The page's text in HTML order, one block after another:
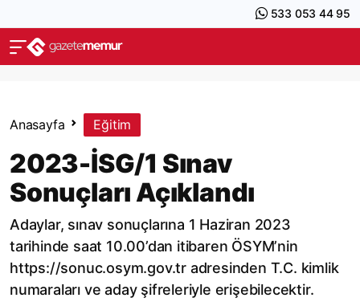
533 053 44 95
Anasayfa Eğitim
2023-İSG/1 Sınav
Sonuçları Açıklandı
Adaylar, sınav sonuçlarına 1 Haziran 2023
tarihinde saat 10.00’dan itibaren ÖSYM’nin
https://sonuc.osym.gov.tr adresinden T.C. kimlik
numaraları ve aday şifreleriyle erişebilecektir.